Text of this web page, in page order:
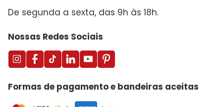
De segunda a sexta, das 9h às 18h.
Nossas Redes Sociais
Formas de pagamento e bandeiras aceitas